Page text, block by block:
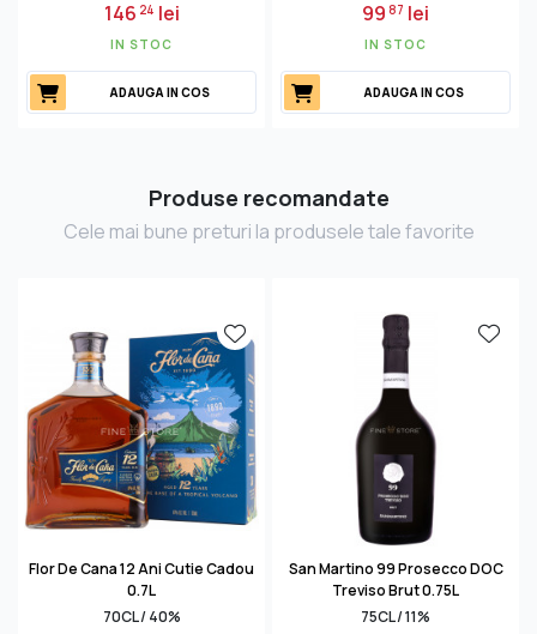
146 24 lei
IN STOC
ADAUGA IN COS
9987 lei
IN STOC
ADAUGA IN COS
Produse recomandate
Cele mai bune preturi la produsele tale favorite
Flor De Cana 12 Ani Cutie Cadou
0.7L
70CL / 40%
San Martino 99 Prosecco DOC
Treviso Brut 0.75L
75CL / 11%